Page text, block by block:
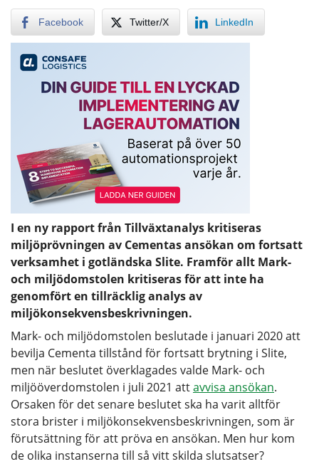
Facebook Twitter/X LinkedIn
I en ny rapport från Tillväxtanalys kritiseras
miljöprövningen av Cementas ansökan om fortsatt
verksamhet i gotländska Slite. Framför allt Mark-
och miljödomstolen kritiseras för att inte ha
genomfört en tillräcklig analys av
miljökonsekvensbeskrivningen.
Mark- och miljödomstolen beslutade i januari 2020 att
bevilja Cementa tillstånd för fortsatt brytning i Slite,
men när beslutet överklagades valde Mark- och
miljööverdomstolen i juli 2021 attavvisa ansökan.
Orsaken för det senare beslutet ska ha varit alltför
stora brister i miljökonsekvensbeskrivningen, som är
förutsättning för att pröva en ansökan. Men hur kom
de olika instanserna till så vitt skilda slutsatser?